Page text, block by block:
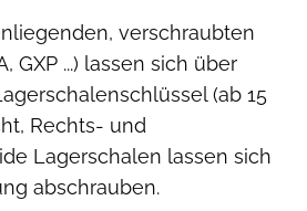
verschraubten
GXP ...) lassen sich über
(ab 15
Rechts- und
Lagerschalen lassen sich
abschrauben.